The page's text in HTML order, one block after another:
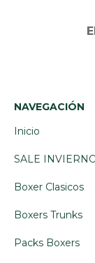
NAVEGACIÓN
Inicio
SALE
Boxer Clasicos
Boxers Trunks
Packs Boxers